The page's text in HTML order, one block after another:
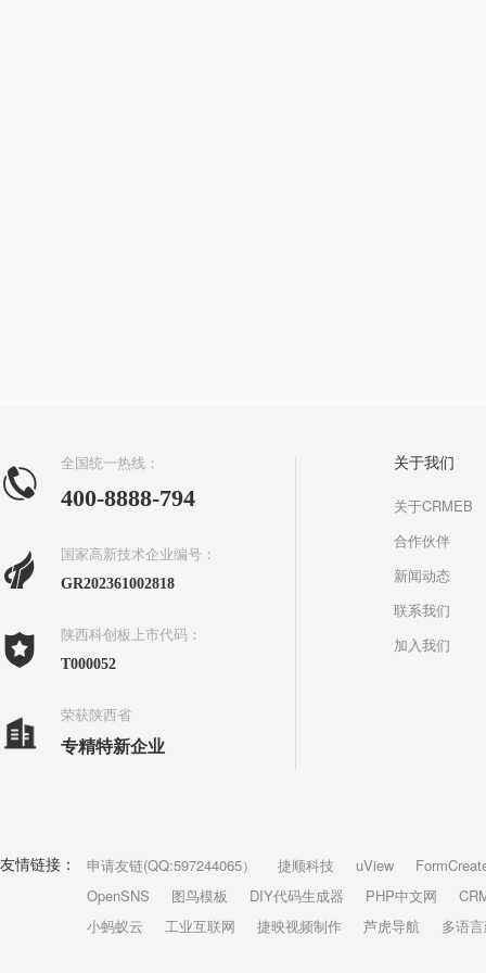
全国统一热线：
400-8888-794
国家高新技术企业编号：
GR202361002818
陕西科创板上市代码：
T000052
荣获陕西省
专精特新企业
关于我们
关于CRMEB
合作伙伴
新闻动态
联系我们
加入我们
友情链接： 申请友链(QQ:597244065） 捷顺科技 uView
OpenSNS
图鸟模板 DIY代码生成器 PHP中文网
小蚂蚁云
工业互联网 捷映视频制作 芦虎导航 多语